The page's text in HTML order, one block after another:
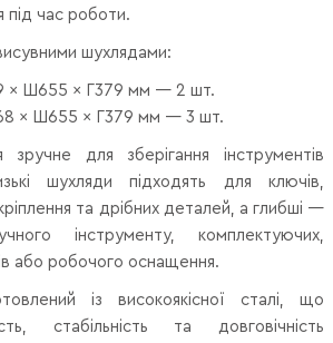
під час роботи.
шухлядами:
× Ш655 × Г379 мм — 2 шт.
× Ш655 × Г379 мм — 3 шт.
зручне для зберігання інструментів
шухляди підходять для ключів,
та дрібних деталей, а глибші —
інструменту, комплектуючих,
або робочого оснащення.
із високоякісної сталі, що
стабільність та довговічність